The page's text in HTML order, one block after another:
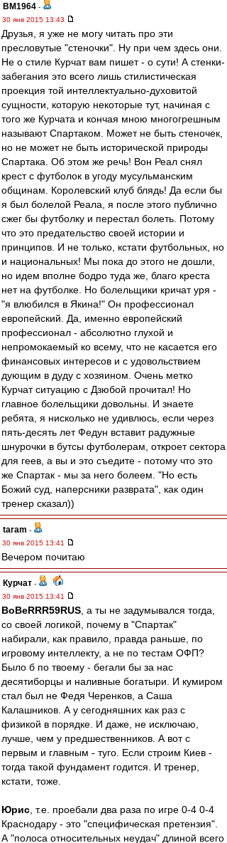
BM1964 -
30 янв 2015 13:43
Друзья, я уже не могу читать про эти
пресловутые "стеночки". Ну при чем здесь они.
Не о стиле Курчат вам пишет - о сути! А стенки-
забегания это всего лишь стилистическая
проекция той интеллектуально-духовитой
сущности, которую некоторые тут, начиная с
того же Курчата и кончая мною многогрешным
называют Спартаком. Может не быть стеночек,
но не может не быть исторической природы
Спартака. Об этом же речь! Вон Реал снял
крест с футболок в угоду мусульманским
общинам. Королевский клуб блядь! Да если бы
я был болелой Реала, я после этого публично
сжег бы футболку и перестал болеть. Потому
что это предательство своей истории и
принципов. И не только, кстати футбольных, но
и национальных! Мы пока до этого не дошли,
но идем вполне бодро туда же, благо креста
нет на футболке. Но болельщики кричат уря -
"я влюбился в Якина!" Он профессионал
европейский. Да, именно европейский
профессионал - абсолютно глухой и
непромокаемый ко всему, что не касается его
финансовых интересов и с удовольствием
дующим в дуду с хозяином. Очень метко
Курчат ситуацию с Дзюбой прочитал! Но
главное болельщики довольны. И знаете
ребята, я нисколько не удивлюсь, если через
пять-десять лет Федун вставит радужные
шнурочки в бутсы футболерам, откроет сектора
для геев, а вы и это съедите - потому что это
же Спартак - мы за него болеем. "Но есть
Божий суд, наперсники разврата", как один
тренер сказал))
taram -
30 янв 2015 13:41
Вечером почитаю
Курчат -
30 янв 2015 13:41
BoBeRRR59RUS , а ты не задумывался тогда,
со своей логикой, почему в "Спартак"
набирали, как правило, правда раньше, по
игровому интеллекту, а не по тестам ОФП?
Было б по твоему - бегали бы за нас
десятиборцы и наливные богатыри. И кумиром
стал был не Федя Черенков, а Саша
Калашников. А у сегодняшних как раз с
физикой в порядке. И даже, не исключаю,
лучше, чем у предшественников. А вот с
первым и главным - туго. Если строим Киев -
тогда такой фундамент годится. И тренер,
кстати, тоже.
Юрис , т.е. проебали два раза по игре 0-4 0-4
Краснодару - это "специфическая претензия".
А "полоса относительных неудач" длиной всего